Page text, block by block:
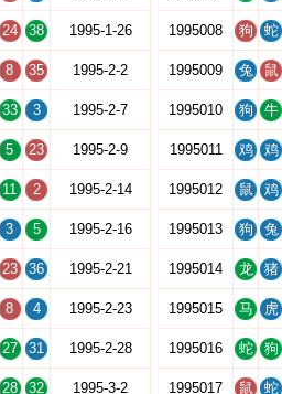
24 38 1995-1-26
8 35 1995-2-2
33 3 1995-2-7
5 23 1995-2-9
11 2 1995-2-14
3 5 1995-2-16
23 36 1995-2-21
8 4 1995-2-23
27 31 1995-2-28
28 32 1995-3-2
1995008 狗 蛇
1995009 兔 鼠
1995010 狗 牛
1995011 鸡 鸡
1995012 鼠 鸡
1995013 狗 兔
1995014 龙 猪
1995015 马 虎
1995016 蛇 狗
1995017 鼠 蛇